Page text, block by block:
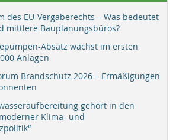
des EU-Vergaberechts – Was bedeutet
mittlere Bauplanungsbüros?
Absatz wächst im ersten
Anlagen
Brandschutz 2026 – Ermäßigungen
gehört in den
Klima- und